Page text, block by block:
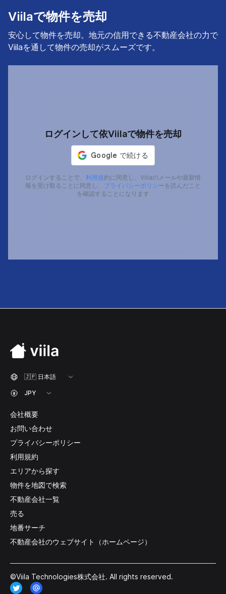
Viilaで物件を売却
安心して物件を売却。地元の信用できる不動産会社の力で
Viilaを通して物件の売却がスムーズです。
ログインして依Viilaで物件を売却
ログインすることで、 利用規約に同意し、Viilaのメールや最新情
報を受け取ることに同意し、 プライバシーポリシーを読んだこと
を確認することになります
会社概要
お問い合わせ
プライバシーポリシー
利用規約
エリアから探す
物件を地図で検索
不動産会社一覧
売る
地番サーチ
不動産会社のウェブサイト（ホームページ）
©Viila Technologies株式会社. All rights reserved.